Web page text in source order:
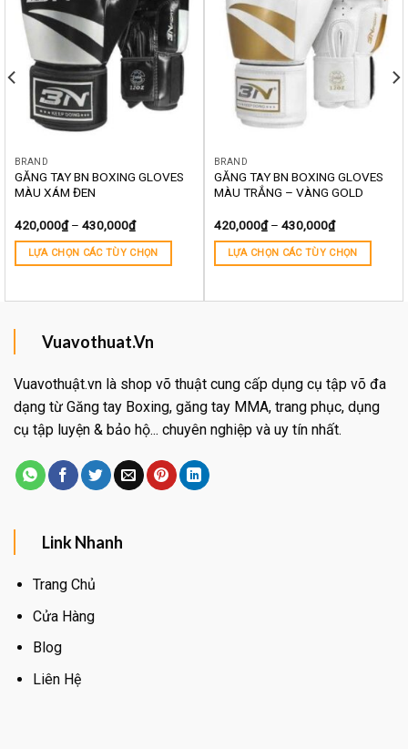
BRAND
GĂNG TAY BN BOXING GLOVES
MÀU XÁM ĐEN
420,000₫– 430,000₫
LỰA CHỌN CÁC TÙY CHỌN
BRAND
GĂNG TAY BN BOXING GLOVES
MÀU TRẮNG – VÀNG GOLD
420,000₫– 430,000₫
LỰA CHỌN CÁC TÙY CHỌN
Vuavothuat.Vn
Vuavothuật.vn là shop võ thuật cung cấp dụng cụ tập võ đa
dạng từ Găng tay Boxing, găng tay MMA, trang phục, dụng
cụ tập luyện & bảo hộ... chuyên nghiệp và uy tín nhất.
Link Nhanh
Trang Chủ
Cửa Hàng
Blog
Liên Hệ